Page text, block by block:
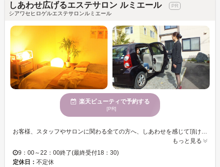
しあわせ広げるエステサロン ルミエール
シアワセヒロゲルエステサロンルミエール
楽天ビューティで予約する
[PR]
お客様、スタッフやサロンに関わる全ての方へ、しあわせを感じて頂けるようなお店づくりを心がける【しあわせ広げるエステサロン ルミエール】静かな住宅街にある1軒家サロン♪全室が完全個室、来店から帰られるまでリラックスして過ごす事ができます★ 住宅街にあるためアクセスが良くないので市内に限り送迎サービスを行っています。メニューはオーガニック、デトックスなど健康と美容の両面でお客様のためになるルミエール独自のメニューが揃います◎ マシン4種類のほか、フェイシャル、アロマ、顔＆鼻毛脱毛6回、新メニューの水素マッサージと、美顔＆健康改善メニューが全て受けられる♪冬のイベントや大事な日までにどうしてもサイズダウンしたい…！という貴女へ！綺麗に健康的にサイズダウンを目指す短期集中コースが登場♪熟練の技術で、憧れボディに導きます！
もっと見る
9：00～22：00終了(最終受付18：30)
定休日： 不定休